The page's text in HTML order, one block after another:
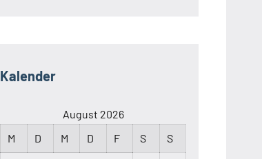
Kalender
August 2026
M
D M D F S S